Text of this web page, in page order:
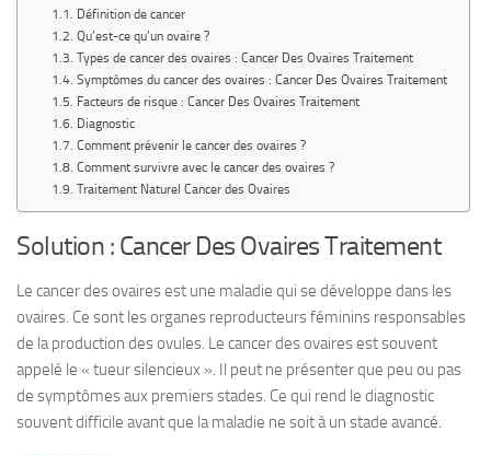
Définition de cancer
Qu’est-ce qu’un ovaire ?
Types de cancer des ovaires : Cancer Des Ovaires Traitement
Symptômes du cancer des ovaires : Cancer Des Ovaires Traitement
Facteurs de risque : Cancer Des Ovaires Traitement
Diagnostic
Comment prévenir le cancer des ovaires ?
Comment survivre avec le cancer des ovaires ?
Traitement Naturel Cancer des Ovaires
Solution : Cancer Des Ovaires Traitement
Le cancer des ovaires est une maladie qui se développe dans les
ovaires. Ce sont les organes reproducteurs féminins responsables
de la production des ovules. Le cancer des ovaires est souvent
appelé le « tueur silencieux ». Il peut ne présenter que peu ou pas
de symptômes aux premiers stades. Ce qui rend le diagnostic
souvent difficile avant que la maladie ne soit à un stade avancé.